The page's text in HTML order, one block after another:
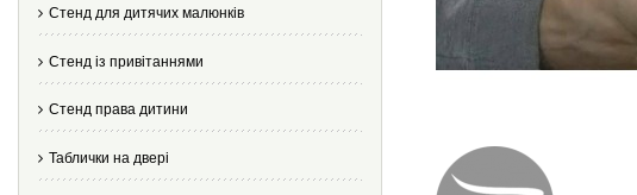
Стенд для дитячих малюнків
Стенд із привітаннями
Стенд права дитини
Таблички на двері